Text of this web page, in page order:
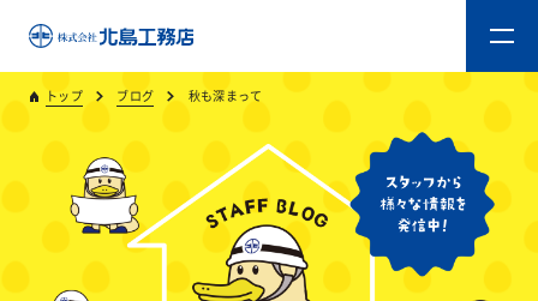
トップ ブログ 秋も深まって
トップ
キタジマのものづくり
重量木骨造SE構法